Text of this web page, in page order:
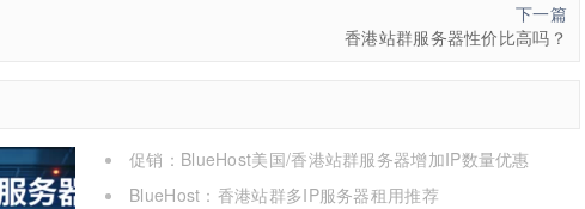
下一篇
香港站群服务器性价比高吗？
促销：BlueHost美国/香港站群服务器增加IP数量优惠
BlueHost：香港站群多IP服务器租用推荐